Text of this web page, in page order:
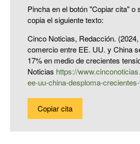
Pincha en el botón "Copiar cita" o
copia el siguiente texto:
Cinco Noticias, Redacción.
comercio entre EE. UU. y China
17% en medio de crecientes
Noticias https://
ee-uu-china-desploma-
Copiar cita